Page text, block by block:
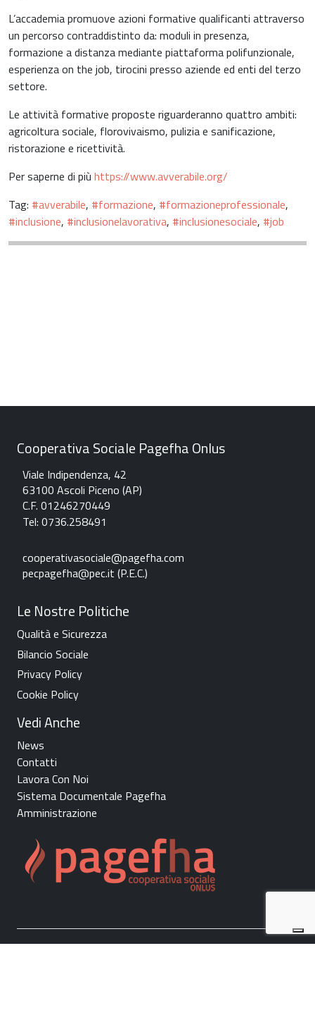
L’accademia promuove azioni formative qualificanti attraverso
un percorso contraddistinto da: moduli in presenza,
formazione a distanza mediante piattaforma polifunzionale,
esperienza on the job, tirocini presso aziende ed enti del terzo
settore.
Le attività formative proposte riguarderanno quattro ambiti:
agricoltura sociale, florovivaismo, pulizia e sanificazione,
ristorazione e ricettività.
Per saperne di più https://www.avverabile.org/
Tag: #avverabile, #formazione, #formazioneprofessionale,
#inclusione, #inclusionelavorativa, #inclusionesociale, #job
Cooperativa Sociale Pagefha Onlus
Viale Indipendenza, 42
63100 Ascoli Piceno (AP)
C.F. 01246270449
Tel: 0736.258491
cooperativasociale@pagefha.com
pecpagefha@pec.it (P.E.C.)
Le Nostre Politiche
Qualità e Sicurezza
Bilancio Sociale
Privacy Policy
Cookie Policy
Vedi Anche
News
Contatti
Lavora Con Noi
Sistema Documentale Pagefha
Amministrazione